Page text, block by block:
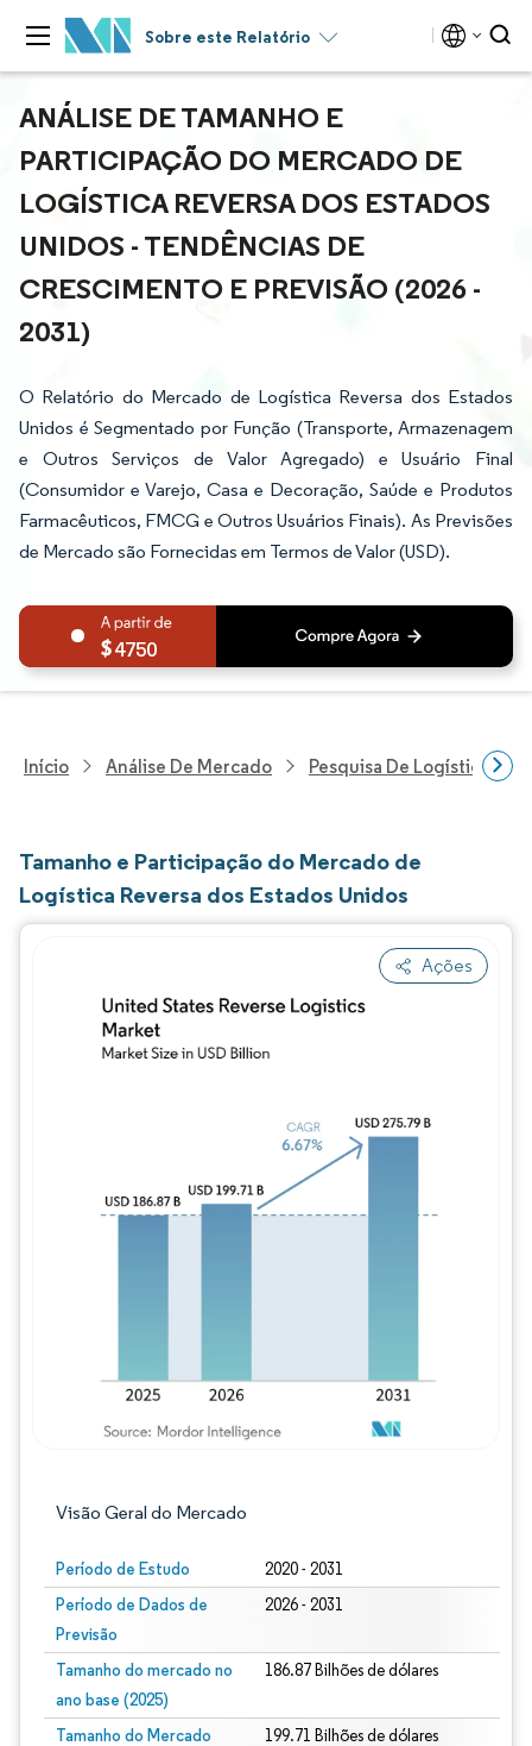
Sobre este Relatório
ANÁLISE DE TAMANHO E
PARTICIPAÇÃO DO MERCADO DE
LOGÍSTICA REVERSA DOS ESTADOS
UNIDOS - TENDÊNCIAS DE
CRESCIMENTO E PREVISÃO (2026 -
2031)
O Relatório do Mercado de Logística Reversa dos Estados
Unidos é Segmentado por Função (Transporte, Armazenagem
e Outros Serviços de Valor Agregado) e Usuário Final
(Consumidor e Varejo, Casa e Decoração, Saúde e Produtos
Farmacêuticos, FMCG e Outros Usuários Finais). As Previsões
de Mercado são Fornecidas em Termos de Valor (USD).
4750
Início Análise De Mercado Pesquisa De Logística
Tamanho e Participação do Mercado de
Logística Reversa dos Estados Unidos
Ações
Visão Geral do Mercado
Período de Estudo 2020 - 2031
Período de Dados de
Previsão
2026 - 2031
Tamanho do mercado no
ano base (2025)
186.87 Bilhões de dólares
Tamanho do Mercado
199.71 Bilhões de dólares